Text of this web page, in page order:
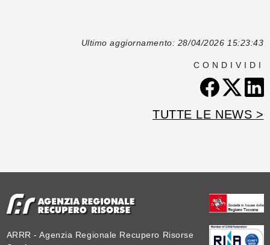
Ultimo aggiornamento: 28/04/2026 15:23:43
CONDIVIDI
TUTTE LE NEWS >
ARRR - Agenzia Regionale Recupero Risorse